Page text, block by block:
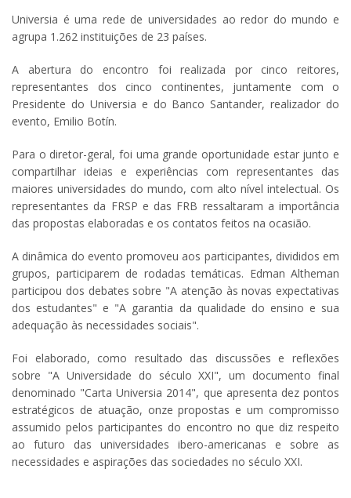
Universia é uma rede de universidades ao redor do mundo e
agrupa 1.262 instituições de 23 países.
A abertura do encontro foi realizada por cinco reitores,
representantes dos cinco continentes, juntamente com o
Presidente do Universia e do Banco Santander, realizador do
evento, Emilio Botín.
Para o diretor-geral, foi uma grande oportunidade estar junto e
compartilhar ideias e experiências com representantes das
maiores universidades do mundo, com alto nível intelectual. Os
representantes da FRSP e das FRB ressaltaram a importância
das propostas elaboradas e os contatos feitos na ocasião.
A dinâmica do evento promoveu aos participantes, divididos em
grupos, participarem de rodadas temáticas. Edman Altheman
participou dos debates sobre "A atenção às novas expectativas
dos estudantes" e "A garantia da qualidade do ensino e sua
adequação às necessidades sociais".
Foi elaborado, como resultado das discussões e reflexões
sobre "A Universidade do século XXI", um documento final
denominado "Carta Universia 2014", que apresenta dez pontos
estratégicos de atuação, onze propostas e um compromisso
assumido pelos participantes do encontro no que diz respeito
ao futuro das universidades ibero-americanas e sobre as
necessidades e aspirações das sociedades no século XXI.